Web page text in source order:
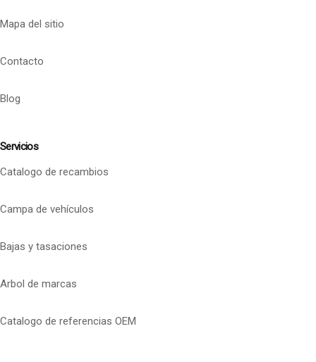
Mapa del sitio
Contacto
Blog
Servicios
Catalogo de recambios
Campa de vehículos
Bajas y tasaciones
Arbol de marcas
Catalogo de referencias OEM